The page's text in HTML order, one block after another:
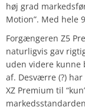
høj grad
Motion”. Med hele
Forgængeren Z5
naturligvis gav
uden videre kunne
af. Desværre (?)
XZ Premium til